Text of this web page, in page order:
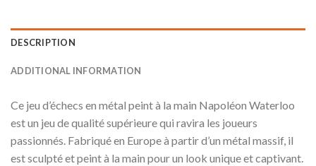
DESCRIPTION
ADDITIONAL INFORMATION
Ce jeu d’échecs en métal peint à la main Napoléon Waterloo
est un jeu de qualité supérieure qui ravira les joueurs
passionnés. Fabriqué en Europe à partir d’un métal massif, il
est sculpté et peint à la main pour un look unique et captivant.